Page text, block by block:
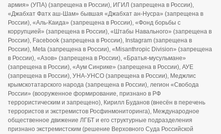
армия» (УПА) (запрещена в России), ИГИЛ (запрещена в России),
«Джабхат Фатх аш-Шам» бывшая «Джабхат ан-Нусра» (запрещена в
России), «Аль-Каида» (запрещена в России), «Фонд борьбы с
коррупцией» (запрещена в России), «Штабы Навального» (запрещена в
России), Facebook (запрещена в России), Instagram (запрещена в
России), Meta (запрещена в России), «Misanthropic Division» (запрещена
в России), «Азов» (запрещена в России), «Братья-мусульмане»
(запрещена в России), «Аум Синрике» (запрещена в России), АУЕ
(запрещена в России), УНА-УНСО (запрещена в России), Меджлис
крымскотатарского народа (запрещена в России), легион «Свобода
России» (вооруженное формирование, признано в РФ
террористическим и запрещено), Кирилл Буданов (внесён в перечень
террористов и экстремистов Росфинмониторинга), Международное
общественное движение ЛГБТ и его структурные подразделения
признано экстремистским (решение Верховного Суда Российской